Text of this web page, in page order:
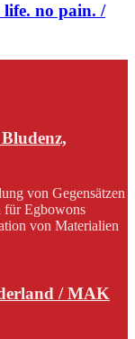
no pain. /
von Gegensätzen
für Egbowons
von Materialien
/ MAK